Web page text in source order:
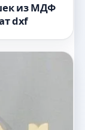
из МДФ
dxf